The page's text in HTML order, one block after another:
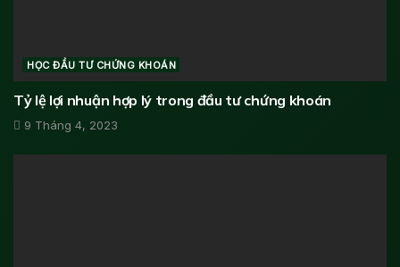
HỌC ĐẦU TƯ CHỨNG KHOÁN
Tỷ lệ lợi nhuận hợp lý trong đầu tư chứng khoán
9 Tháng 4, 2023